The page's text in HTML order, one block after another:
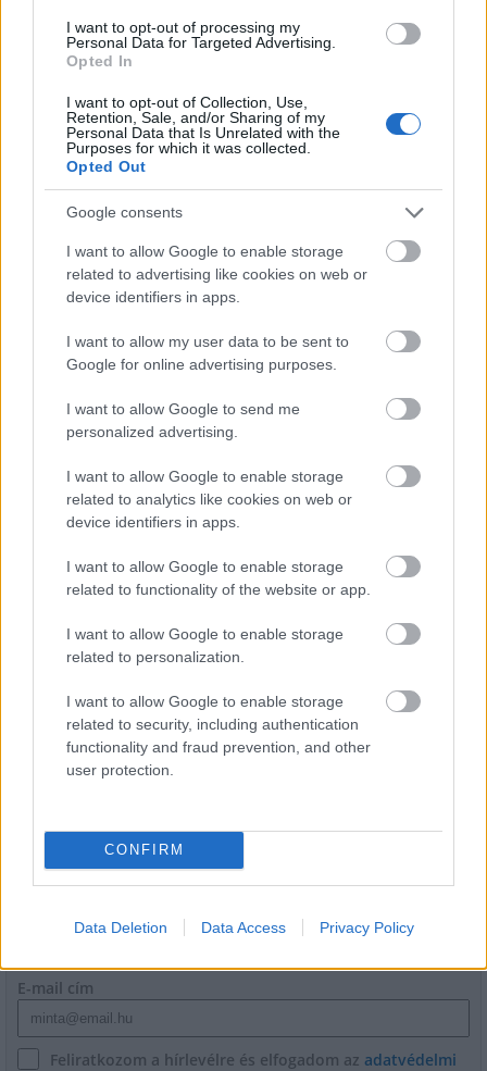
I want to opt-out of processing my
Personal Data for Targeted Advertising.
Opted In
I want to opt-out of Collection, Use,
Retention, Sale, and/or Sharing of my
Personal Data that Is Unrelated with the
Purposes for which it was collected.
Opted Out
Google consents
I want to allow Google to enable storage
related to advertising like cookies on web or
device identifiers in apps.
I want to allow my user data to be sent to
Google for online advertising purposes.
I want to allow Google to send me
personalized advertising.
I want to allow Google to enable storage
related to analytics like cookies on web or
device identifiers in apps.
I want to allow Google to enable storage
related to functionality of the website or app.
I want to allow Google to enable storage
related to personalization.
I want to allow Google to enable storage
related to security, including authentication
functionality and fraud prevention, and other
user protection.
CONFIRM
Data Deletion Data Access Privacy Policy
csökken a riasztás
Helyi hírek
Látlelet a hazai víziközművekről? Egyetlen, fél
évszázados vezetéken múlt Bicske vízellátása
Helyi hírek
Gyárleállításokkal és átszervezett termeléssel
tehermentesíti a villamosenergia-rendszert a
STRABAG
E-mail cím
Feliratkozom a hírlevélre és elfogadom az adatvédelmi